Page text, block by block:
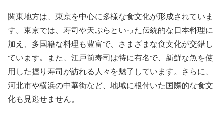
関東地方は、東京を中心に多様な食文化が形成されていま
す。東京では、寿司や天ぷらといった伝統的な日本料理に
加え、多国籍な料理も豊富で、さまざまな食文化が交錯し
ています。また、江戸前寿司は特に有名で、新鮮な魚を使
用した握り寿司が訪れる人々を魅了しています。さらに、
河北市や横浜の中華街など、地域に根付いた国際的な食文
化も見逃せません。